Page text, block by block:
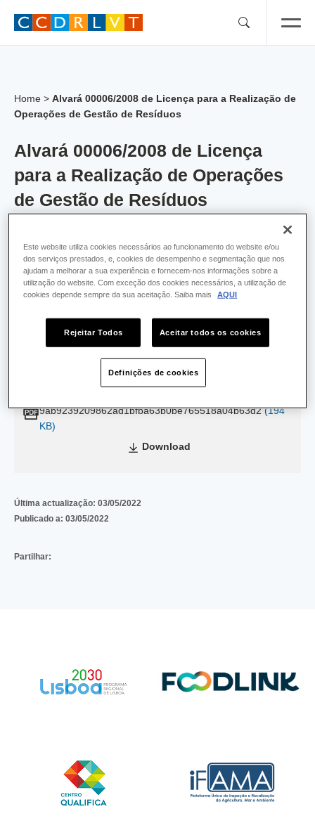
Home > Alvará 00006/2008 de Licença para a Realização de
Operações de Gestão de Resíduos
Alvará 00006/2008 de Licença
para a Realização de Operações
de Gestão de Resíduos
Empresa:MARTIFER - Construções
Metalomecânicos, SA
Concelho:Benavente
Data de Emissão:12/07/2011
Data de Validade:25/01/2013
9ab9239209862ad1bfba63b0be765518a04b63d2(194
KB)
Download
Última actualização: 03/05/2022
Publicado a: 03/05/2022
Partilhar:
Este website utiliza cookies necessários ao funcionamento do website e/ou
dos serviços prestados, e, cookies de desempenho e segmentação que nos
ajudam a melhorar a sua experiência e fornecem-nos informações sobre a
utilização do website. Com exceção dos cookies necessários, a utilização de
cookies depende sempre da sua aceitação. Saiba mais
AQUI
Rejeitar Todos Aceitar todos os cookies
Definições de cookies